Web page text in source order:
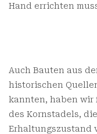
Hand errichten
Auch Bauten aus
historischen
kannten, haben wir
des Kornstadels,
Erhaltungszustand